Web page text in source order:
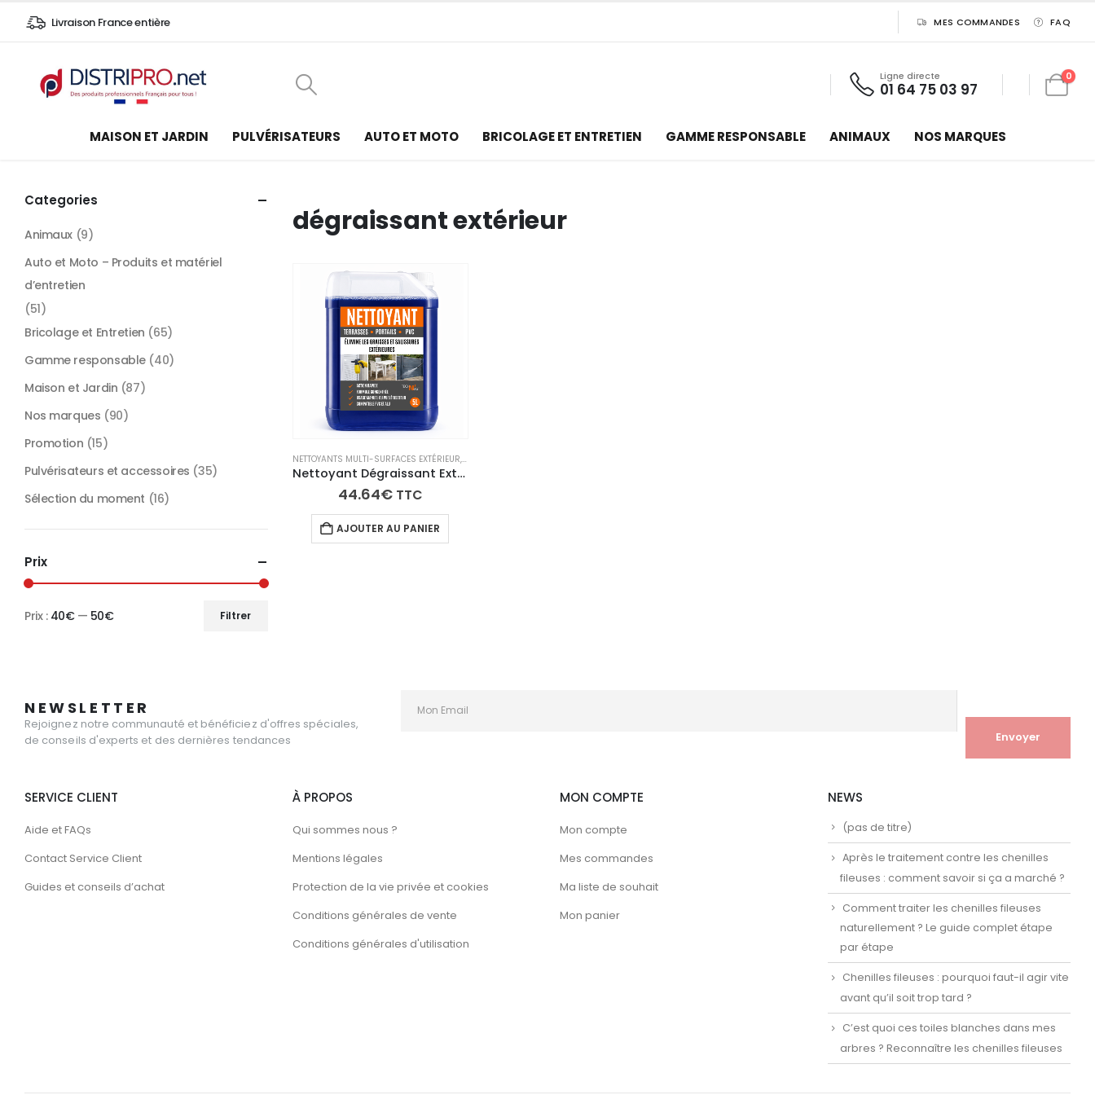
Livraison France entière MES COMMANDES FAQ
Ligne directe
01 64 75 03 97
0
MAISON ET JARDIN PULVÉRISATEURS AUTO ET MOTO BRICOLAGE ET ENTRETIEN GAMME RESPONSABLE ANIMAUX NOS MARQUES
dégraissant extérieur
NETTOYANTS MULTI-SURFACES EXTÉRIEUR, PRODUITS D’ENTRETIEN PISCINE ET SPA
Nettoyant Dégraissant Extérieur Concentré | Terrasses, PVC, Portails & Volets – Fasti’OUT
44.64€ TTC
AJOUTER AU PANIER
Categories
Animaux (9)
Auto et Moto – Produits et matériel
d’entretien
(51)
Bricolage et Entretien (65)
Gamme responsable (40)
Maison et Jardin (87)
Nos marques (90)
Promotion (15)
Pulvérisateurs et accessoires (35)
Sélection du moment (16)
Prix
Filtrer
Prix : 40€— 50€
NEWSLETTER
Rejoignez notre communauté et bénéficiez d'offres spéciales,
de conseils d'experts et des dernières tendances
SERVICE CLIENT
Aide et FAQs
Contact Service Client
Guides et conseils d’achat
À PROPOS
Qui sommes nous ?
Mentions légales
Protection de la vie privée et cookies
Conditions générales de vente
Conditions générales d'utilisation
MON COMPTE
Mon compte
Mes commandes
Ma liste de souhait
Mon panier
NEWS
(pas de titre)
Après le traitement contre les chenilles
fileuses : comment savoir si ça a marché ?
Comment traiter les chenilles fileuses
naturellement ? Le guide complet étape
par étape
Chenilles fileuses : pourquoi faut-il agir vite
avant qu’il soit trop tard ?
C’est quoi ces toiles blanches dans mes
arbres ? Reconnaître les chenilles fileuses